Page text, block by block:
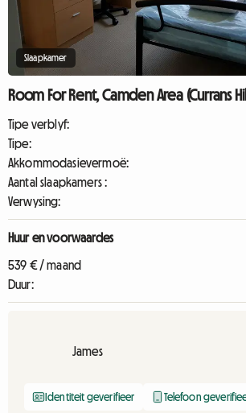
Slaapkamer
Room For Rent, Camden Area (Currans
Tipe verblyf:
Tipe:
Akkommodasievermoë:
Aantal slaapkamers :
Verwysing:
Huur en voorwaardes
539 € / maand
Duur:
James
Identiteit geverifieer Telefoon